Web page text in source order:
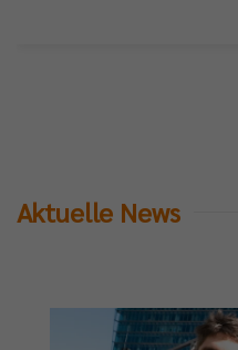
Aktuelle News